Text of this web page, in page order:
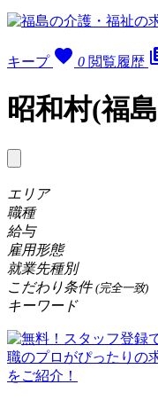
キープ favorite 0 閲覧履歴
昭和村(福
エリア
職種
給与
雇用形態
就業先種別
こだわり条件 (完全一致)
キーワード